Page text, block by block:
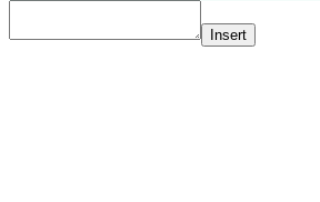
Insert